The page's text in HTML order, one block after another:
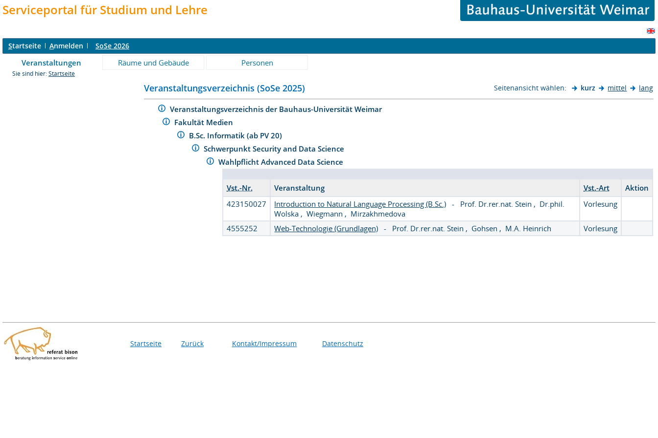
Serviceportal für Studium und Lehre
Startseite Anmelden SoSe 2026
Veranstaltungen Räume und Gebäude Personen
Sie sind hier: Startseite
Veranstaltungsverzeichnis (SoSe 2025) Seitenansicht wählen: kurz mittel lang
Veranstaltungsverzeichnis der Bauhaus-Universität Weimar
Fakultät Medien
B.Sc. Informatik (ab PV 20)
Schwerpunkt Security and Data Science
Wahlpflicht Advanced Data Science
Vst.-Nr. Veranstaltung Vst.-Art
Aktion
423150027
Introduction to Natural Language Processing (B.Sc.) - Prof. Dr.rer.nat. Stein , Dr.phil.
Wolska ,Wiegmann , Mirzakhmedova
Vorlesung
4555252 Web-Technologie (Grundlagen) - Prof. Dr.rer.nat. Stein , Gohsen , M.A. Heinrich Vorlesung
Startseite Zurück Kontakt/Impressum Datenschutz